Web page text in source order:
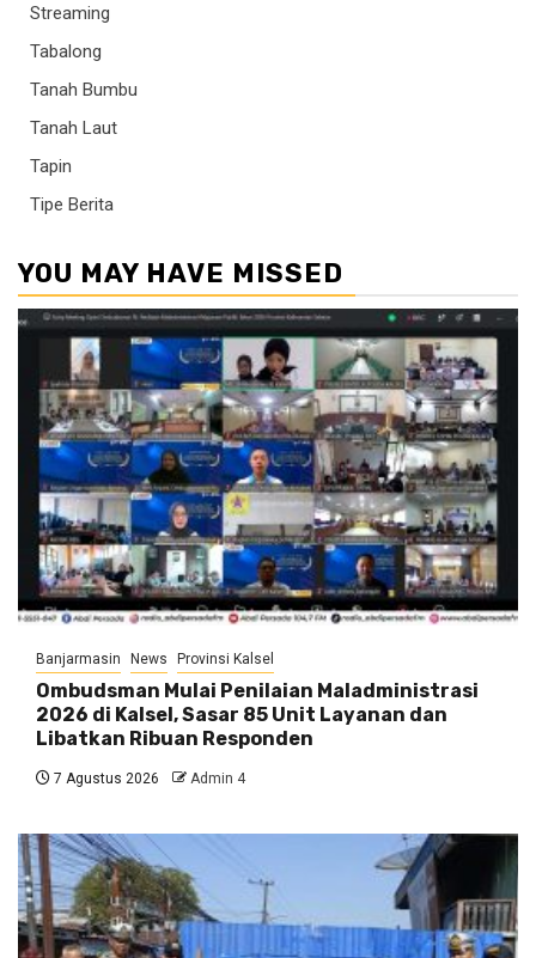
Streaming
Tabalong
Tanah Bumbu
Tanah Laut
Tapin
Tipe Berita
YOU MAY HAVE MISSED
Banjarmasin News Provinsi Kalsel
Ombudsman Mulai Penilaian Maladministrasi
2026 di Kalsel, Sasar 85 Unit Layanan dan
Libatkan Ribuan Responden
7 Agustus 2026 Admin 4